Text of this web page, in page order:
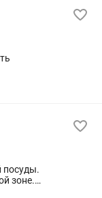
посуды.
зоне.